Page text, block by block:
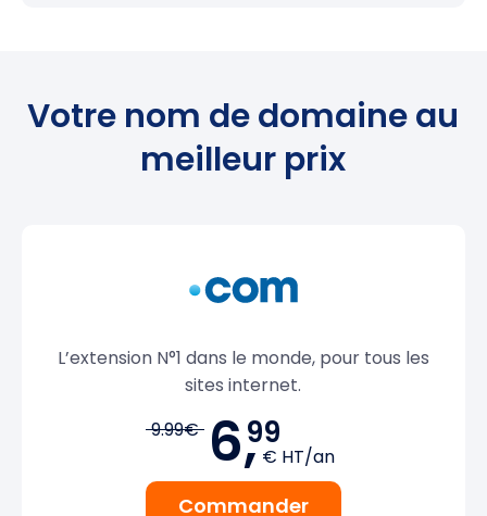
Votre nom de domaine au
meilleur prix
L’extension N°1 dans le monde, pour tous les
sites internet.
9.99€ 6,99
€ HT/an
Commander